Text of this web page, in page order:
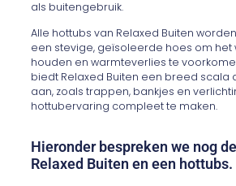
als buitengebruik.
Alle hottubs van Relaxed Buiten
een stevige, geïsoleerde hoes om het
houden en warmteverlies te
biedt Relaxed Buiten een breed scala
aan, zoals trappen, bankjes en
hottubervaring compleet te maken.
Hieronder bespreken we nog
Relaxed Buiten en een hottubs.